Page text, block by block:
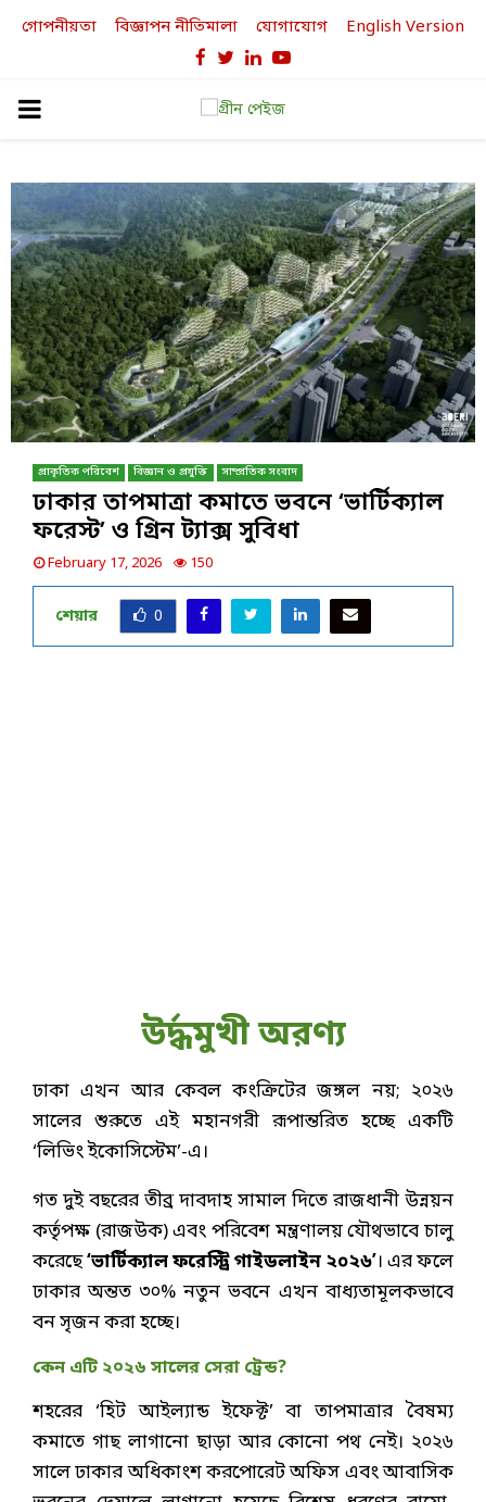
গোপনীয়তা বিজ্ঞাপন নীতিমালা যোগাযোগ English Version
Facebook
TwitterLinkedinYoutube
PRIMARY
প্রাকৃতিক পরিবেশ বিজ্ঞান ও প্রযুক্তি সাম্প্রতিক সংবাদ
ঢাকার তাপমাত্রা কমাতে ভবনে ‘ভার্টিক্যাল
ফরেস্ট’ ও গ্রিন ট্যাক্স সুবিধা
February 17, 2026 150
শেয়ার 0
উর্দ্ধমুখী অরণ্য
ঢাকা এখন আর কেবল কংক্রিটের জঙ্গল নয়; ২০২৬
সালের শুরুতে এই মহানগরী রূপান্তরিত হচ্ছে একটি
‘লিভিং ইকোসিস্টেম’-এ।
গত দুই বছরের তীব্র দাবদাহ সামাল দিতে রাজধানী উন্নয়ন
কর্তৃপক্ষ (রাজউক) এবং পরিবেশ মন্ত্রণালয় যৌথভাবে চালু
করেছে‘ভার্টিক্যাল ফরেস্ট্রি গাইডলাইন ২০২৬’। এর ফলে
ঢাকার অন্তত ৩০% নতুন ভবনে এখন বাধ্যতামূলকভাবে
বন সৃজন করা হচ্ছে।
কেন এটি ২০২৬ সালের সেরা ট্রেন্ড?
শহরের ‘হিট আইল্যান্ড ইফেক্ট’ বা তাপমাত্রার বৈষম্য
কমাতে গাছ লাগানো ছাড়া আর কোনো পথ নেই। ২০২৬
সালে ঢাকার অধিকাংশ করপোরেট অফিস এবং আবাসিক